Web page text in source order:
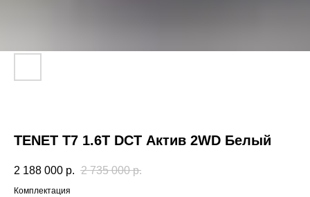
TENET T7 1.6T DCT Актив 2WD Белый
2 188 000 р. 2 735 000 р.
Комплектация